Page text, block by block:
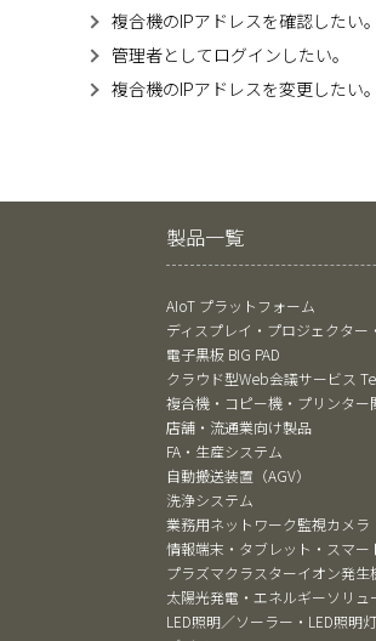
複合機のIPアドレスを確認したい。
管理者としてログインしたい。
複合機のIPアドレスを変更したい。
製品一覧
AIoT プラットフォーム
ディスプレイ・プロジェクター
電子黒板 BIG PAD
クラウド型Web会議サービス
複合機・コピー機・プリンター
店舗・流通業向け製品
FA・生産システム
自動搬送装置（AGV）
洗浄システム
業務用ネットワーク監視カメラ
情報端末・タブレット・スマー
プラズマクラスターイオン発生
太陽光発電・エネルギーソリュ
LED照明／ソーラー・LED照明灯